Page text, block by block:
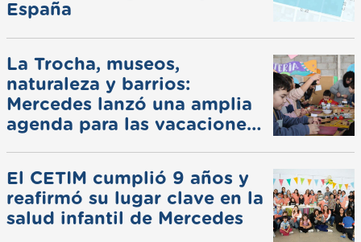
España
La Trocha, museos,
naturaleza y barrios:
Mercedes lanzó una amplia
agenda para las vacaciones
El CETIM cumplió 9 años y
reafirmó su lugar clave en la
salud infantil de Mercedes